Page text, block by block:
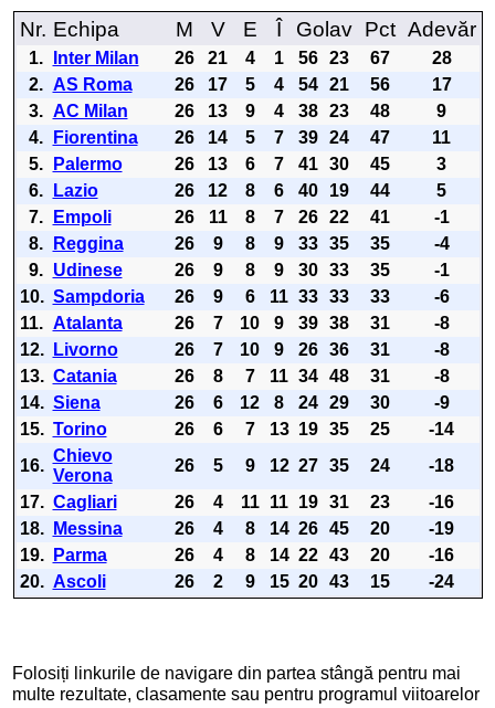
Nr. Echipa M V E Î Golav Pct Adevăr
1. Inter Milan 26 21 4 1 56 23 67
28
2. AS Roma 26 17 5 4 54 21 56
17
3. AC Milan 26 13 9 4 38 23 48
9
4.
Fiorentina 26 14 5 7 39 24 47
11
5.
Palermo 26 13 6 7 41 30 45
3
6.
Lazio 26 12 8 6 40 19 44
5
7.
Empoli 26 11 8 7 26 22 41
-1
8.
Reggina 26 9 8 9 33 35 35
-4
9.
Udinese 26 9 8 9 30 33 35
-1
10. Sampdoria 26 9 6 11 33 33 33
-6
11. Atalanta 26 7 10 9 39 38 31
-8
12.
Livorno 26 7 10 9 26 36 31
-8
13. Catania 26 8 7 11 34 48 31
-8
14. Siena 26 6 12 8 24 29 30
-9
15. Torino 26 6 7 13 19 35 25
-14
16.
Chievo
Verona
26 5 9 12 27 35 24
-18
17. Cagliari 26 4 11 11 19 31 23
-16
18.
Messina 26 4 8 14 26 45 20
-19
19.
Parma 26 4 8 14 22 43 20
-16
20. Ascoli 26 2 9 15 20 43 15 -24
Folosiți linkurile de navigare din partea stângă pentru mai
multe rezultate, clasamente sau pentru programul viitoarelor